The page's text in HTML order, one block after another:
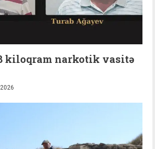
kiloqram narkotik vasitə